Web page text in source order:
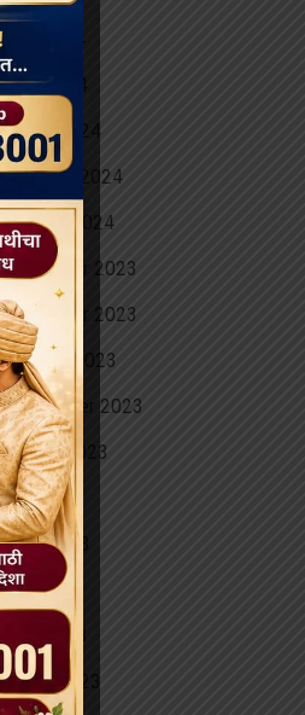
May 2024
April 2024
March 2024
February 2024
January 2024
December 2023
November 2023
October 2023
September 2023
August 2023
July 2023
June 2023
May 2023
April 2023
March 2023